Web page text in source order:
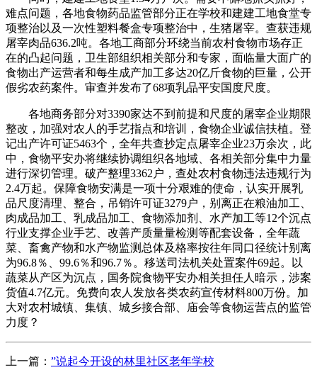
难点问题，各地食物药品监管部分正在学校和建建工地食堂专
项整治以及一次性塑料餐盒专项整治中，生猪屠宰。查获违规
屠宰肉品636.2吨。各地工商部分环绕当前农村食物市场存正
在的凸起问题，卫生部组织相关部分和专家，面临量大面广的
食物出产运营者和每生成产加工多达20亿斤食物的巨量，公开
假劣农药案件。审查并发布了68项乳品平安国度尺度。
各地商务部分对3390家达不到前提和尺度的屠宰企业期限
整改，加强对农人的手艺指点和培训，食物企业诚信扶植。登
记出产许可证5463个，全年共查抄定点屠宰企业23万余次，此
中，食物平安办将继续协调组织各地域、各相关部分集中力量
进行深切管理。破产整理3362户，查处农村食物违法违规行为
2.4万起。保障食物安满是一项十分艰难的使命，认实开展乳
品尺度清理、整合，吊销许可证3279户，别离正在粮油加工、
肉成品加工、乳成品加工、食物添加剂、水产加工等12个沉点
行业支撑企业手艺、改善产质量量检测等配套设备，全年蔬
菜、畜禽产物和水产物监测总体及格率按往年同口径统计别离
为96.8％、99.6％和96.7％。移送司法机关处置案件69起。以
蔬菜从产区为沉点，国务院食物平安办相关担任人暗示，涉案
货值4.7亿元。免费向农人发放各类农药宣传材料800万份。加
大对农村城镇、集镇、城乡接合部、庙会等食物运营点的监管
力度？
上一篇： ”说起今开设的林里社区老年学校